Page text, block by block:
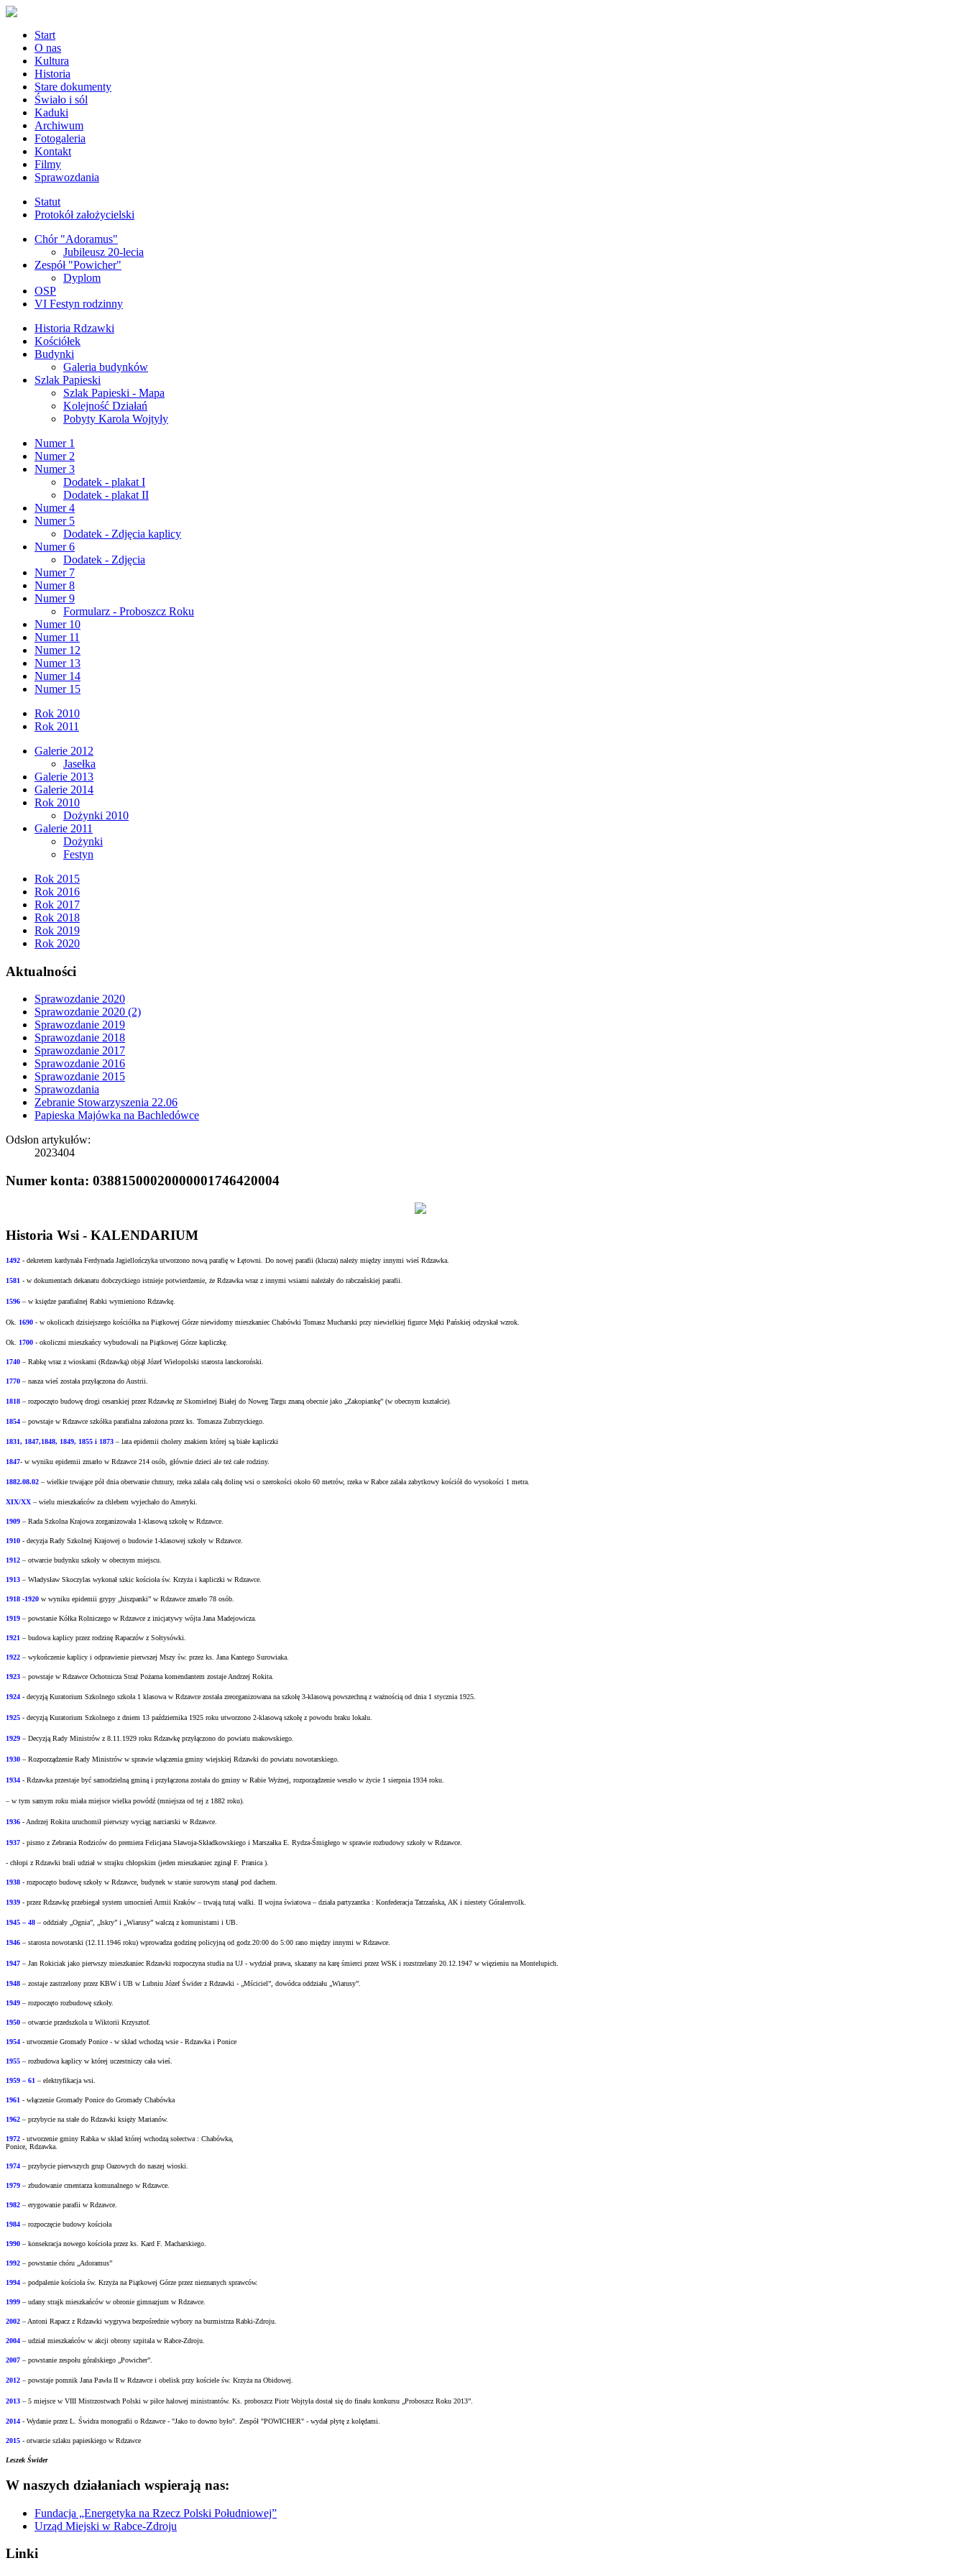
Start
O nas
Kultura
Historia
Stare dokumenty
Świało i sól
Kaduki
Archiwum
Fotogaleria
Kontakt
Filmy
Sprawozdania
Statut
Protokół założycielski
Chór "Adoramus"
Jubileusz 20-lecia
Zespół "Powicher"
Dyplom
OSP
VI Festyn rodzinny
Historia Rdzawki
Kościółek
Budynki
Galeria budynków
Szlak Papieski
Szlak Papieski - Mapa
Kolejność Działań
Pobyty Karola Wojtyły
Numer 1
Numer 2
Numer 3
Dodatek - plakat I
Dodatek - plakat II
Numer 4
Numer 5
Dodatek - Zdjęcia kaplicy
Numer 6
Dodatek - Zdjęcia
Numer 7
Numer 8
Numer 9
Formularz - Proboszcz Roku
Numer 10
Numer 11
Numer 12
Numer 13
Numer 14
Numer 15
Rok 2010
Rok 2011
Galerie 2012
Jasełka
Galerie 2013
Galerie 2014
Rok 2010
Dożynki 2010
Galerie 2011
Dożynki
Festyn
Rok 2015
Rok 2016
Rok 2017
Rok 2018
Rok 2019
Rok 2020
Aktualności
Sprawozdanie 2020
Sprawozdanie 2020 (2)
Sprawozdanie 2019
Sprawozdanie 2018
Sprawozdanie 2017
Sprawozdanie 2016
Sprawozdanie 2015
Sprawozdania
Zebranie Stowarzyszenia 22.06
Papieska Majówka na Bachledówce
Odsłon artykułów:
2023404
Numer konta: 03881500020000001746420004
Historia Wsi - KALENDARIUM
1492 - dekretem kardynała Ferdynada Jagiellończyka utworzono nowąparafię w Łętowni. Do nowej parafii (klucza) należy między innymi wieś Rdzawka.
1581 - w dokumentach dekanatu dobczyckiego istnieje potwierdzenie, że Rdzawka wraz z innymi wsiami należały do rabczańskiej parafii.
1596 – w księdze parafialnej Rabki wymieniono Rdzawkę.
Ok. 1690 - w okolicach dzisiejszego kościółka na Piątkowej Górze niewidomy mieszkaniec Chabówki Tomasz Mucharski przy niewielkiej figurce Męki Pańskiej odzyskał wzrok.
Ok. 1700 - okoliczni mieszkańcy wybudowali na Piątkowej Górze kapliczkę.
1740 – Rabkę wraz z wioskami (Rdzawką) objął Józef Wielopolski starosta lanckoroński.
1770 – nasza wieś została przyłączona do Austrii.
1818 – rozpoczęto budowę drogi cesarskiej przez Rdzawkę ze Skomielnej Białej do Noweg Targu znaną obecnie jako „Zakopiankę” (w obecnym kształcie).
1854 – powstaje w Rdzawce szkółka parafialna założona przez ks. Tomasza Zubrzyckiego.
1831, 1847,1848, 1849, 1855 i 1873 – lata epidemii cholery znakiem której są białe kapliczki
1847- w wyniku epidemii zmarło w Rdzawce 214 osób, głównie dzieci ale też całe rodziny.
1882.08.02 – wielkie trwające pół dnia oberwanie chmury, rzeka zalała całą dolinę wsi o szerokości około 60 metrów, rzeka w Rabce zalała zabytkowy kościół do wysokości 1 metra.
XIX/XX – wielu mieszkańców za chlebem wyjechało do Ameryki.
1909 – Rada Szkolna Krajowa zorganizowała 1-klasową szkołę w Rdzawce.
1910 - decyzja Rady Szkolnej Krajowej o budowie 1-klasowej szkoły w Rdzawce.
1912 – otwarcie budynku szkoły w obecnym miejscu.
1913 – Władysław Skoczylas wykonał szkic kościoła św. Krzyża i kapliczki w Rdzawce.
1918 -1920 w wyniku epidemii grypy „hiszpanki” w Rdzawce zmarło 78 osób.
1919 – powstanie Kółka Rolniczego w Rdzawce z inicjatywy wójta Jana Madejowicza.
1921 – budowa kaplicy przez rodzinę Rapaczów z Sołtysówki.
1922 – wykończenie kaplicy i odprawienie pierwszej Mszy św. przez ks. Jana Kantego Surowiaka.
1923 – powstaje w Rdzawce Ochotnicza Straż Pożarna komendantem zostaje Andrzej Rokita.
1924 - decyzją Kuratorium Szkolnego szkoła 1 klasowa w Rdzawce została zreorganizowana naszkołę 3-klasową powszechną z ważnością od dnia 1 stycznia 1925.
1925 - decyzją Kuratorium Szkolnego z dniem 13 października 1925 roku utworzono 2-klasowąszkołę z powodu braku lokalu.
1929 – Decyzją Rady Ministrów z 8.11.1929 roku Rdzawkę przyłączono do powiatu makowskiego.
1930 – Rozporządzenie Rady Ministrów w sprawie włączenia gminy wiejskiej Rdzawki do powiatu nowotarskiego.
1934 - Rdzawka przestaje być samodzielną gminą i przyłączona została do gminy w Rabie Wyżnej, rozporządzenie weszło w życie 1 sierpnia 1934 roku.
– w tym samym roku miała miejsce wielka powódź (mniejsza od tej z 1882 roku).
1936 - Andrzej Rokita uruchomił pierwszy wyciąg narciarski w Rdzawce.
1937 - pismo z Zebrania Rodziców do premiera Felicjana Sławoja-Składkowskiego i MarszałkaE. Rydza-Śmigłego w sprawie rozbudowy szkoły w Rdzawce.
- chłopi z Rdzawki brali udział w strajku chłopskim (jeden mieszkaniec zginął F. Pranica ).
1938 - rozpoczęto budowę szkoły w Rdzawce, budynek w stanie surowym stanął pod dachem.
1939 - przez Rdzawkę przebiegał system umocnień Armii Kraków – trwają tutaj walki. II wojna światowa – działa partyzantka : Konfederacja Tatrzańska, AK i niestety Góralenvolk.
1945 – 48 – oddziały „Ognia”, „Iskry” i „Wiarusy” walczą z komunistami i UB.
1946 – starosta nowotarski (12.11.1946 roku) wprowadza godzinę policyjną od godz.20:00 do 5:00 rano między innymi w Rdzawce.
1947 – Jan Rokiciak jako pierwszy mieszkaniec Rdzawki rozpoczyna studia na UJ - wydział prawa, skazany na karę śmierci przez WSK i rozstrzelany 20.12.1947 w więzieniu naMontelupich.
1948 – zostaje zastrzelony przez KBW i UB w Lubniu Józef Świder z Rdzawki - „Mściciel”, dowódca oddziału „Wiarusy”.
1949 – rozpoczęto rozbudowę szkoły.
1950 – otwarcie przedszkola u Wiktorii Krzysztof.
1954 - utworzenie Gromady Ponice - w skład wchodzą wsie - Rdzawka i Ponice
1955 – rozbudowa kaplicy w której uczestniczy cała wieś.
1959 – 61 – elektryfikacja wsi.
1961 - włączenie Gromady Ponice do Gromady Chabówka
1962 – przybycie na stałe do Rdzawki księży Marianów.
1972 - utworzenie gminy Rabka w skład której wchodzą sołectwa : Chabówka,
Ponice, Rdzawka.
1974 – przybycie pierwszych grup Oazowych do naszej wioski.
1979 – zbudowanie cmentarza komunalnego w Rdzawce.
1982 – erygowanie parafii w Rdzawce.
1984 – rozpoczęcie budowy kościoła
1990 – konsekracja nowego kościoła przez ks. Kard F. Macharskiego.
1992 – powstanie chóru „Adoramus”
1994 – podpalenie kościoła św. Krzyża na Piątkowej Górze przez nieznanych sprawców.
1999 – udany strajk mieszkańców w obronie gimnazjum w Rdzawce.
2002 – Antoni Rapacz z Rdzawki wygrywa bezpośrednie wybory na burmistrza Rabki-Zdroju.
2004 – udział mieszkańców w akcji obrony szpitala w Rabce-Zdroju.
2007 – powstanie zespołu góralskiego „Powicher”.
2012 – powstaje pomnik Jana Pawła II w Rdzawce i obelisk przy kościele św. Krzyża naObidowej.
2013 – 5 miejsce w VIII Mistrzostwach Polski w piłce halowej ministrantów. Ks. proboszcz Piotr Wojtyła dostał się do finału konkursu „Proboszcz Roku 2013”.
2014 - Wydanie przez L. Świdra monografii o Rdzawce - "Jako to downo było". Zespół "POWICHER" - wydał płytę z kolędami.
2015 - otwarcie szlaku papieskiego w Rdzawce
Leszek Świder
W naszych działaniach wspierają nas:
Fundacja „Energetyka na Rzecz Polski Południowej”
Urząd Miejski w Rabce-Zdroju
Linki